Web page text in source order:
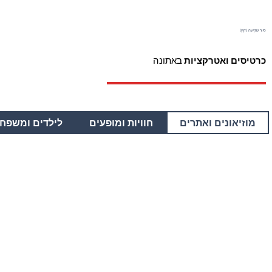
(סיור שקיעה (קיץ
כרטיסים ואטרקציותבאתונה
מוזיאונים ואתרים חוויות ומופעים לילדים